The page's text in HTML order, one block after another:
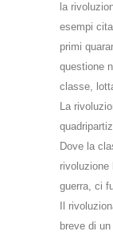
la
esempi
primi
questione
classe,
La
Dove la
guerra, ci
Il
breve di